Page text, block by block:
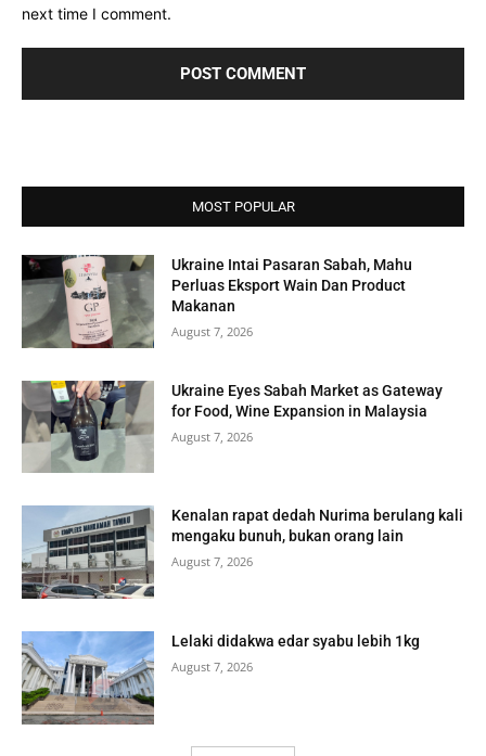
next time I comment.
MOST POPULAR
Ukraine Intai Pasaran Sabah, Mahu
Perluas Eksport Wain Dan Product
Makanan
August 7, 2026
Ukraine Eyes Sabah Market as Gateway
for Food, Wine Expansion in Malaysia
August 7, 2026
Kenalan rapat dedah Nurima berulang kali
mengaku bunuh, bukan orang lain
August 7, 2026
Lelaki didakwa edar syabu lebih 1kg
August 7, 2026